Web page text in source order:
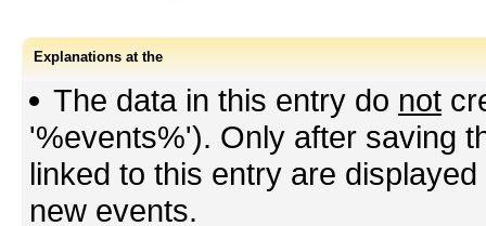
Explanations at the
The data in this entry do not
'%events%'). Only after saving
linked to this entry are
new events.